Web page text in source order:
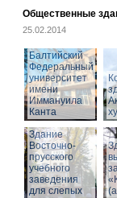
Общественные
25.02.2014
Балтийский
Федеральный
университет
имени
Иммануила
Канта
Здание
Восточно-
прусского
учебного
заведения
для слепых